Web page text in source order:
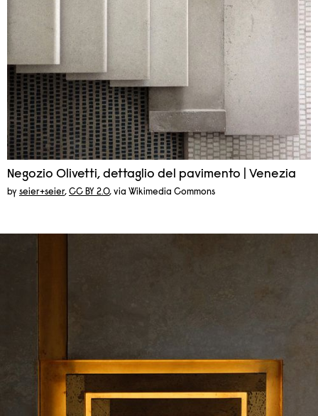
Negozio Olivetti, dettaglio del pavimento | Venezia
by seier+seier, CC BY 2.0, via Wikimedia Commons